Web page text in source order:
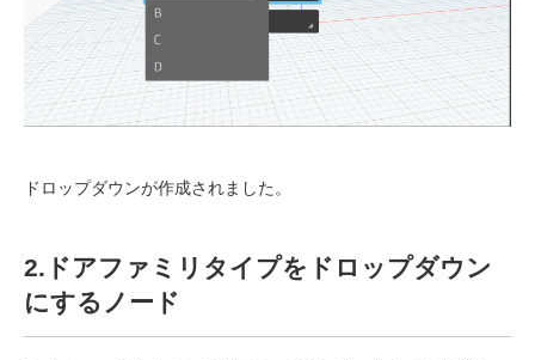
ドロップダウンが作成されました。
2.ドアファミリタイプをドロップダウン
にするノード